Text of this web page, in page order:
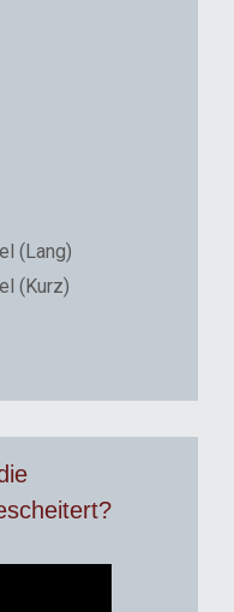
(Lang)
(Kurz)